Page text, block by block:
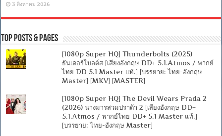
3 สิงหาคม 2026
Top Posts & Pages
[1080p Super HQ] Thunderbolts (2025)
ธันเดอร์โบลต์ส [เสียงอังกฤษ DD+ 5.1.Atmos / พากย์
ไทย DD 5.1 Master แท้.] [บรรยาย: ไทย-อังกฤษ
Master] [MKV] [MASTER]
[1080p Super HQ] The Devil Wears Prada 2
(2026) นางมารสวมปราด้า 2 [เสียงอังกฤษ DD+
5.1.Atmos / พากย์ไทย DD+ 5.1 Master แท้.]
[บรรยาย: ไทย-อังกฤษ Master]